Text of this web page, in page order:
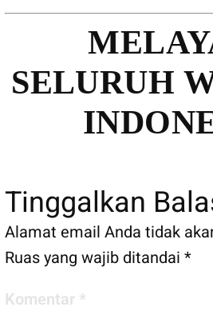
SELURUH
Tinggalkan
Alamat email Anda tidak
Ruas yang wajib ditandai *
Komentar *